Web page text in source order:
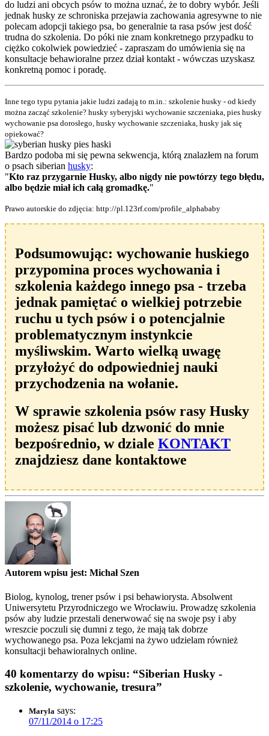
do ludzi ani obcych psów to można uznać, że to dobry wybór. Jeśli
jednak husky ze schroniska przejawia zachowania agresywne to nie
polecam adopcji takiego psa, bo generalnie ta rasa psów jest dość
trudna do szkolenia. Do póki nie znam konkretnego przypadku to
ciężko cokolwiek powiedzieć - zapraszam do umówienia się na
konsultacje behawioralne przez dział kontakt - wówczas uzyskasz
konkretną pomoc i poradę.
Inne tego typu pytania jakie ludzi zadają to m.in.: szkolenie husky - od kiedy
można zacząć szkolenie? husky syberyjski wychowanie szczeniaka, pies husky
wychowanie psa dorosłego, husky wychowanie szczeniaka, husky jak się
opiekować?
Bardzo podoba mi się pewna sekwencja, którą znalazłem na forum
o psach siberian husky:
"Kto raz przygarnie Husky, albo nigdy nie powtórzy tego błędu,
albo będzie miał ich całą gromadkę."
Prawo autorskie do zdjęcia: http://pl.123rf.com/profile_alphababy
Podsumowując: wychowanie huskiego
przypomina proces wychowania i
szkolenia każdego innego psa - trzeba
jednak pamiętać o wielkiej potrzebie
ruchu u tych psów i o potencjalnie
problematycznym instynkcie
myśliwskim. Warto wielką uwagę
przyłożyć do odpowiedniej nauki
przychodzenia na wołanie.
W sprawie szkolenia psów rasy Husky
możesz pisać lub dzwonić do mnie
bezpośrednio, w dziale KONTAKT
znajdziesz dane kontaktowe
Autorem wpisu jest: Michał Szen
Biolog, kynolog, trener psów i psi behawiorysta. Absolwent
Uniwersytetu Przyrodniczego we Wrocławiu. Prowadzę szkolenia
psów aby ludzie przestali denerwować się na swoje psy i aby
wreszcie poczuli się dumni z tego, że mają tak dobrze
wychowanego psa. Poza lekcjami na żywo udzielam również
konsultacji behawioralnych online.
40 komentarzy do wpisu: “Siberian Husky -
szkolenie, wychowanie, tresura”
Maryla says:
07/11/2014 o 17:25